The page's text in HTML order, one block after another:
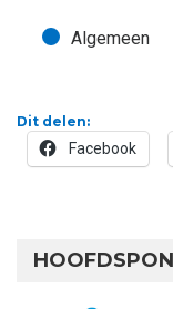
Algemeen
Dit delen:
Facebook